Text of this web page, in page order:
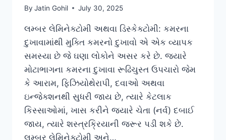
By Jatin Gohil July 30, 2025
લમ્બર લેમિનેક્ટોમી અથવા ડિસ્કેક્ટોમી: કમરના
દુખાવામાંથી મુક્તિ કમરનો દુખાવો એ એક વ્યાપક
સમસ્યા છે જે ઘણા લોકોને અસર કરે છે. જ્યારે
મોટાભાગના કમરના દુખાવા રૂઢિચુસ્ત ઉપચારો જેમ
કે આરામ, ફિઝિયોથેરાપી, દવાઓ અથવા
ઇન્જેક્શનથી સુધરી જાય છે, ત્યારે કેટલાક
કિસ્સાઓમાં, ખાસ કરીને જ્યારે ચેતા (નર્વ) દબાઈ
જાય, ત્યારે શસ્ત્રક્રિયાની જરૂર પડી શકે છે.
લમ્બર લેમિનેક્ટોમી અને…